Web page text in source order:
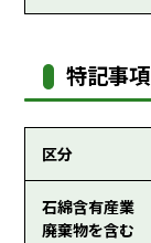
特記事項
区分
石綿含有産業
廃棄物を含む